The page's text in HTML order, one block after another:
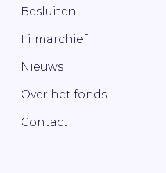
Besluiten
Filmarchief
Nieuws
Over het fonds
Contact